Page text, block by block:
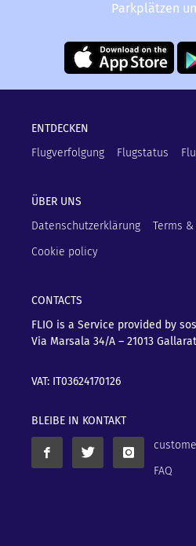
Parkplätzen
ENTDECKEN
Flugverfolgung
Flugstatus
ÜBER UNS
Datenschutzerklärung
Terms
Cookie policy
CONTACTS
FLIO is a Service provided by
Via Marsala 34/A – 21013
VAT: IT03624170126
BLEIBE IN KONTAKT
FAQ